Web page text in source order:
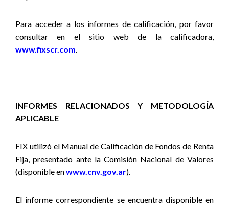
Para acceder a los informes de calificación, por favor
consultar en el sitio web de la calificadora,
www.fixscr.com.
INFORMES RELACIONADOS Y METODOLOGÍA
APLICABLE
FIX utilizó el Manual de Calificación de Fondos de Renta
Fija,presentado ante la Comisión Nacional de Valores
(disponible enwww.cnv.gov.ar).
El informe correspondiente se encuentra disponible en